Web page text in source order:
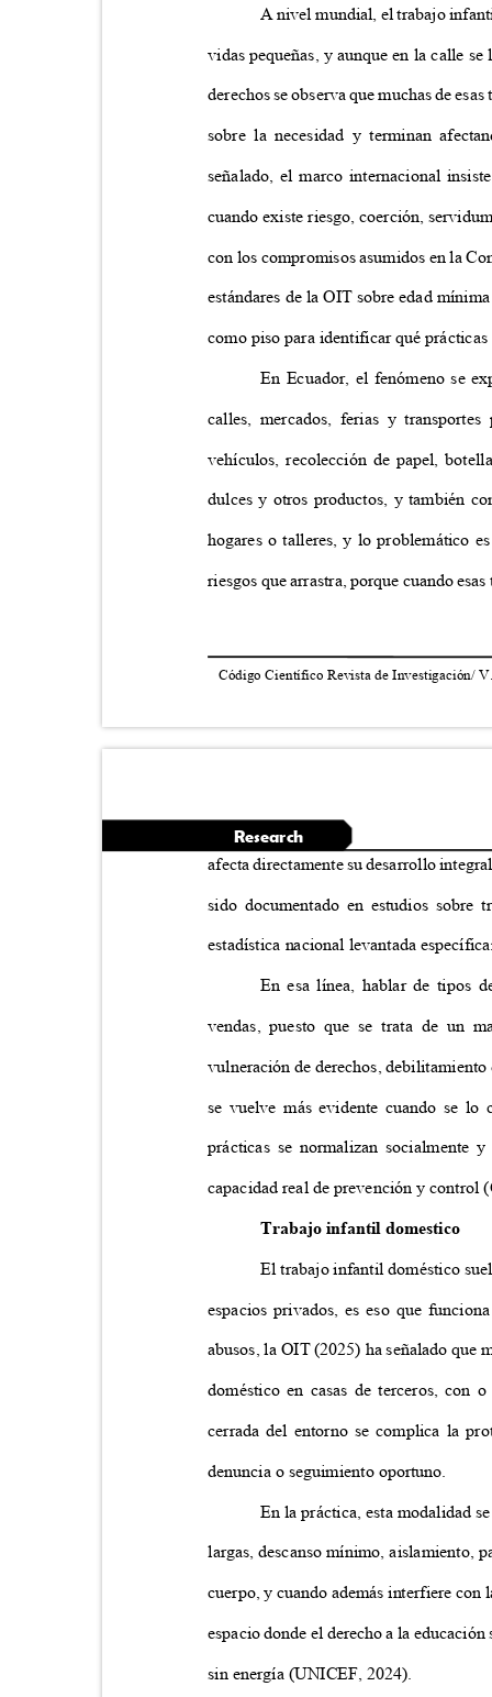
A nivel mundial, el trabajo
vidas pequeñas, y aunque en la calle
derechos se observa que muchas de
sobre la necesidad y terminan
señalado, el marco internacional
cuando existe riesgo, coerción,
con los compromisos asumidos en la
estándares de la OIT sobre edad
como piso para identificar qué
En Ecuador, el fenómeno se
calles, mercados, ferias y
vehículos, recolección de papel,
dulces y otros productos, y también
hogares o talleres, y lo problemático
riesgos que arrastra, porque cuando
Código Científico Revista de Investigación/
Research
afecta directamente su desarrollo
sido documentado en estudios
estadística nacional levantada
En esa línea, hablar de tipos
vendas, puesto que se trata de un
vulneración de derechos,
se vuelve más evidente cuando se
prácticas se normalizan
capacidad real de prevención y
Trabajo infantil domestico
El trabajo infantil doméstico
espacios privados, es eso que
abusos, la OIT (2025) ha señalado que
doméstico en casas de terceros, con
cerrada del entorno se complica la
denuncia o seguimiento oportuno.
En la práctica, esta modalidad
largas, descanso mínimo, aislamiento,
cuerpo, y cuando además interfiere
espacio donde el derecho a la
sin energía (UNICEF, 2024).